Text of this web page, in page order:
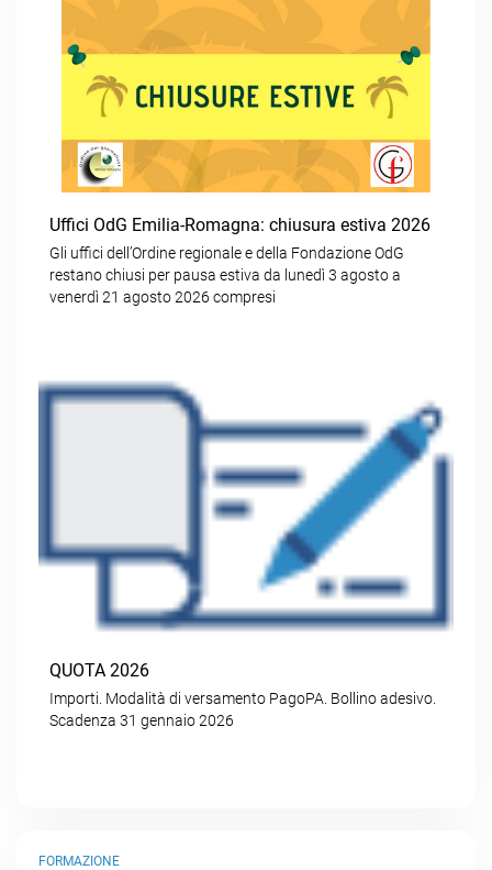
Uffici OdG Emilia-Romagna: chiusura estiva 2026
Gli uffici dell’Ordine regionale e della Fondazione OdG
restano chiusi per pausa estiva da lunedì 3 agosto a
venerdì 21 agosto 2026 compresi
QUOTA 2026
Importi. Modalità di versamento PagoPA. Bollino adesivo.
Scadenza 31 gennaio 2026
FORMAZIONE